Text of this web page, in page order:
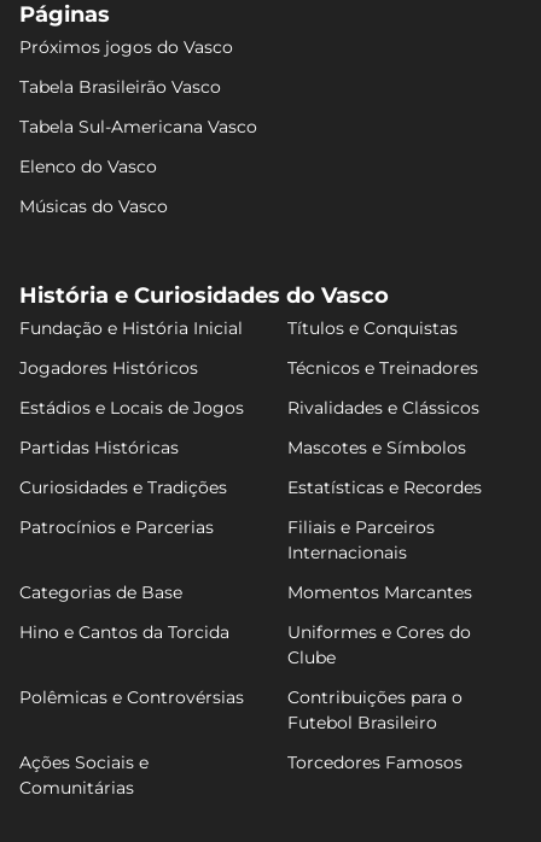
Páginas
Próximos jogos do Vasco
Tabela Brasileirão Vasco
Tabela Sul-Americana Vasco
Elenco do Vasco
Músicas do Vasco
História e Curiosidades do Vasco
Fundação e História Inicial
Títulos e Conquistas
Jogadores Históricos
Técnicos e Treinadores
Estádios e Locais de Jogos
Rivalidades e Clássicos
Partidas Históricas
Mascotes e Símbolos
Curiosidades e Tradições
Estatísticas e Recordes
Patrocínios e Parcerias
Filiais e Parceiros
Internacionais
Categorias de Base
Momentos Marcantes
Hino e Cantos da Torcida
Uniformes e Cores do
Clube
Polêmicas e Controvérsias
Contribuições para o
Futebol Brasileiro
Ações Sociais e
Comunitárias
Torcedores Famosos